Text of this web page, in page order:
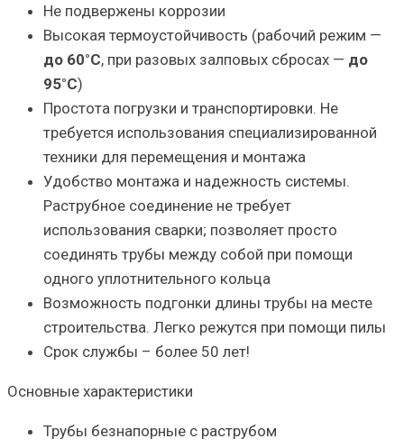
Не подвержены коррозии
Высокая термоустойчивость (рабочий режим —
до 60°С, при разовых залповых сбросах — до
95°С)
Простота погрузки и транспортировки. Не
требуется использования специализированной
техники для перемещения и монтажа
Удобство монтажа и надежность системы.
Раструбное соединение не требует
использования сварки; позволяет просто
соединять трубы между собой при помощи
одного уплотнительного кольца
Возможность подгонки длины трубы на месте
строительства. Легко режутся при помощи пилы
Срок службы – более 50 лет!
Основные характеристики
Трубы безнапорные с раструбом